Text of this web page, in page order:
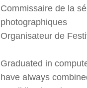
Commissaire de la
photographiques
Organisateur de
Graduated in
have always